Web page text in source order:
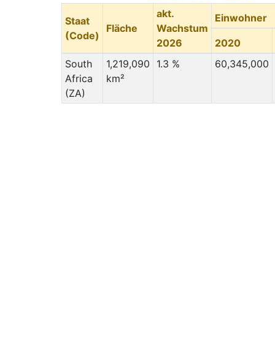
Staat
(Code)
Fläche
akt.
Wachstum
2026
Einwohner
2020
South
Africa
(ZA)
1,219,090
km²
1.3 % 60,345,000